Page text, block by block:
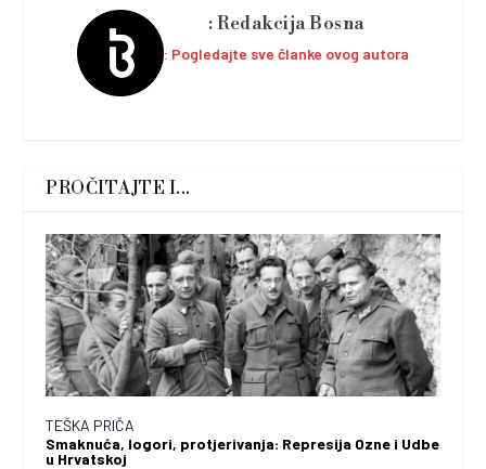
Redakcija Bosna
Pogledajte sve članke ovog autora
PROČITAJTE I...
TEŠKA PRIČA
Smaknuća, logori, protjerivanja: Represija Ozne i Udbe
u Hrvatskoj